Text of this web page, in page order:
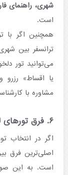
شهری، راهنمای
است.
همچنین اگر با
ترانسفر بین
می‌توانید تور
یا اقساط»
مشاوره با
۶. فرق تورهای لوکس و ارزان پکن
اگر در انتخاب
اصلی‌ترین فرق
است. به این